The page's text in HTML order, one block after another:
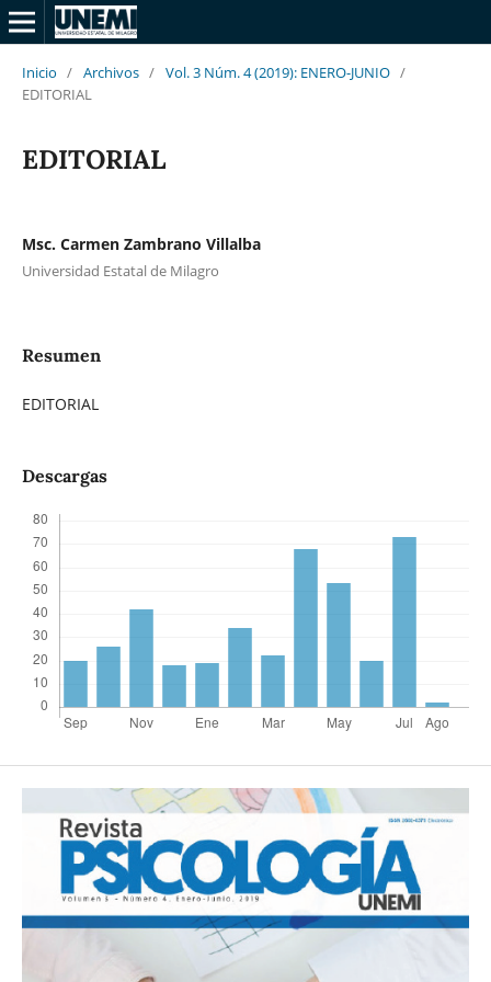
Inicio / Archivos / Vol. 3 Núm. 4 (2019): ENERO-JUNIO /
EDITORIAL
EDITORIAL
Msc. Carmen Zambrano Villalba
Universidad Estatal de Milagro
Resumen
EDITORIAL
Descargas